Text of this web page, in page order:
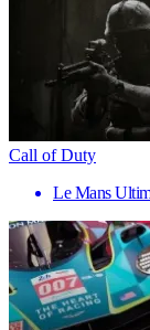
Call of Duty
Le Mans